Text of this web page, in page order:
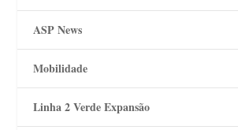
ASP News
Mobilidade
Linha 2 Verde Expansão